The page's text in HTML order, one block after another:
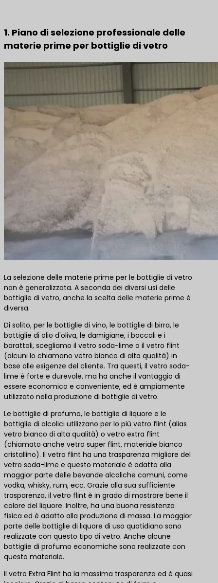
1. Piano di selezione professionale delle
materie prime per bottiglie di vetro
La selezione delle materie prime per le bottiglie di vetro
non è generalizzata. A seconda dei diversi usi delle
bottiglie di vetro, anche la scelta delle materie prime è
diversa.
Di solito, per le bottiglie di vino, le bottiglie di birra, le
bottiglie di olio d'oliva, le damigiane, i boccali e i
barattoli, scegliamo il vetro soda-lime o il vetro flint
(alcuni lo chiamano vetro bianco di alta qualità) in
base alle esigenze del cliente. Tra questi, il vetro soda-
lime è forte e durevole, ma ha anche il vantaggio di
essere economico e conveniente, ed è ampiamente
utilizzato nella produzione di bottiglie di vetro.
Le bottiglie di profumo, le bottiglie di liquore e le
bottiglie di alcolici utilizzano per lo più vetro flint (alias
vetro bianco di alta qualità) o vetro extra flint
(chiamato anche vetro super flint, materiale bianco
cristallino). Il vetro flint ha una trasparenza migliore del
vetro soda-lime e questo materiale è adatto alla
maggior parte delle bevande alcoliche comuni, come
vodka, whisky, rum, ecc. Grazie alla sua sufficiente
trasparenza, il vetro flint è in grado di mostrare bene il
colore del liquore. Inoltre, ha una buona resistenza
fisica ed è adatto alla produzione di massa. La maggior
parte delle bottiglie di liquore di uso quotidiano sono
realizzate con questo tipo di vetro. Anche alcune
bottiglie di profumo economiche sono realizzate con
questo materiale.
Il vetro Extra Flint ha la massima trasparenza ed è quasi